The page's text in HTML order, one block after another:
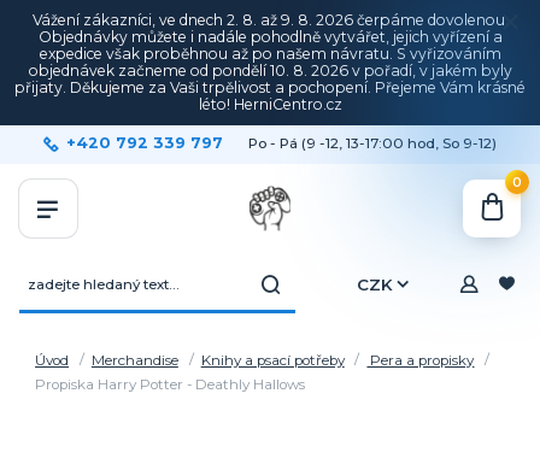
Vážení zákazníci, ve dnech 2. 8. až 9. 8. 2026 čerpáme dovolenou.
Objednávky můžete i nadále pohodlně vytvářet, jejich vyřízení a
expedice však proběhnou až po našem návratu. S vyřizováním
objednávek začneme od pondělí 10. 8. 2026 v pořadí, v jakém byly
přijaty. Děkujeme za Vaši trpělivost a pochopení. Přejeme Vám krásné
léto! HerniCentro.cz
CZK
+420 792 339 797 Po - Pá (9 -12, 13-17:00 hod, So 9-12)
0
Úvod Merchandise Knihy a psací potřeby
Pera a propisky
Propiska Harry Potter - Deathly Hallows